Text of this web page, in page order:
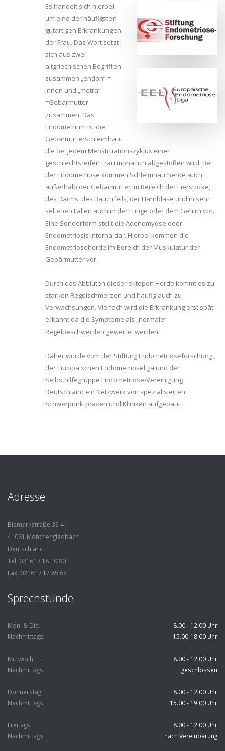
Es handelt sich hierbei
um eine der häufigsten
gutartigen Erkrankungen
der Frau. Das Wort setzt
sich aus zwei
altgriechischen Begriffen
zusammen „endon“ =
Innen und „metra“
=Gebärmutter
zusammen. Das
Endometrium ist die
Gebärmutterschleimhaut
die bei jedem Menstruationszyklus einer
geschlechtsreifen Frau monatlich abgestoßen wird. Bei
der Endometriose kommen Schleimhautherde auch
außerhalb der Gebärmutter im Bereich der Eierstöcke,
des Darms, des Bauchfells, der Harnblase und in sehr
seltenen Fällen auch in der Lunge oder dem Gehirn vor.
Eine Sonderform stellt die Adenomyose oder
Endometriosis interna dar. Hierbei kommen die
Endometrioseherde im Bereich der Muskulatur der
Gebärmutter vor.
Durch das Abbluten dieser ektopen Herde kommt es zu
starken Regelschmerzen und häufig auch zu
Verwachsungen. Vielfach wird die Erkrankung erst spät
erkannt da die Symptome als „normale“
Regelbeschwerden gewertet werden.
Daher wurde vom der Stiftung Endometrioseforschung ,
der Europäischen Endometrioseliga und der
Selbsthilfegruppe Endometriose-Vereinigung
Deutschland ein Netzwerk von spezialisierten
Schwerpunktpraxen und Kliniken aufgebaut.
Adresse
Bismarkstraße 39-41
41061 Mönchengladbach
Deutschland
Tel. 02161 / 18 10 80
Fax. 02161 / 17 85 69
Sprechstunde
Mon. & Die.
8.00 - 12.00 Uhr
Nachmittags
15.00-18.00 Uhr
Mittwoch
8.00 - 12.00 Uhr
Nachmittags
geschlossen
Donnerstag
8.00 - 12.00 Uhr
Nachmittags
15.00 - 19.00 Uhr
Freitags
8.00 - 12.00 Uhr
Nachmittags
nach Vereinbarung